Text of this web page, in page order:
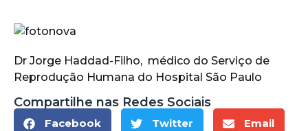
Dr Jorge Haddad-Filho, médico do Serviço de
Reprodução Humana do Hospital São Paulo
Compartilhe nas Redes Sociais
Facebook Twitter Email